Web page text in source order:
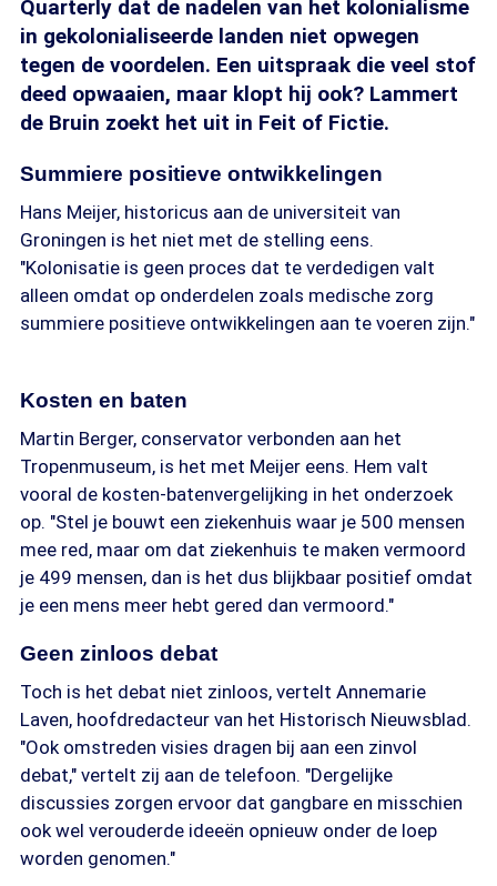
Quarterly dat de nadelen van het kolonialisme
in gekolonialiseerde landen niet opwegen
tegen de voordelen. Een uitspraak die veel stof
deed opwaaien, maar klopt hij ook? Lammert
de Bruin zoekt het uit in Feit of Fictie.
Summiere positieve ontwikkelingen
Hans Meijer, historicus aan de universiteit van
Groningen is het niet met de stelling eens.
"Kolonisatie is geen proces dat te verdedigen valt
alleen omdat op onderdelen zoals medische zorg
summiere positieve ontwikkelingen aan te voeren zijn."
Kosten en baten
Martin Berger, conservator verbonden aan het
Tropenmuseum, is het met Meijer eens. Hem valt
vooral de kosten-batenvergelijking in het onderzoek
op. "Stel je bouwt een ziekenhuis waar je 500 mensen
mee red, maar om dat ziekenhuis te maken vermoord
je 499 mensen, dan is het dus blijkbaar positief omdat
je een mens meer hebt gered dan vermoord."
Geen zinloos debat
Toch is het debat niet zinloos, vertelt Annemarie
Laven, hoofdredacteur van het Historisch Nieuwsblad.
"Ook omstreden visies dragen bij aan een zinvol
debat," vertelt zij aan de telefoon. "Dergelijke
discussies zorgen ervoor dat gangbare en misschien
ook wel verouderde ideeën opnieuw onder de loep
worden genomen."